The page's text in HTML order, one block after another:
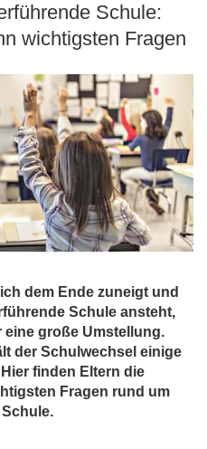
Schule:
wichtigsten Fragen
dem Ende zuneigt und
Schule ansteht,
eine große Umstellung.
der Schulwechsel einige
finden Eltern die
Fragen rund um